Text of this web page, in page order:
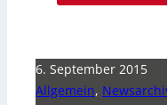
6. September 2015
Allgemein,